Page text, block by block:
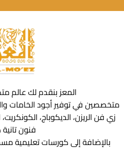
المعز بنقدم لك عالم
متخصصين في توفير أجود الخامات
زي فن الريزن، الديكوباج،
فنون تانية
بالإضافة إلى كورسات تعليمية